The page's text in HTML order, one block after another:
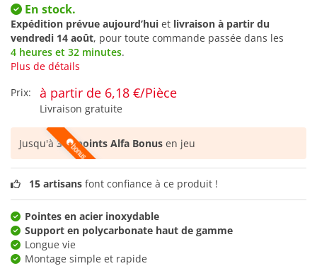
En stock.
Expédition prévue aujourd’hui et livraison à partir du
vendredi 14 août, pour toute commande passée dans les
4 heures et 32 minutes.
Plus de détails
Prix:
à partir de 6,18 €/Pièce
Livraison gratuite
Jusqu'à309 points Alfa Bonus en jeu
15 artisans font confiance à ce produit !
Pointes en acier inoxydable
Support en polycarbonate haut de gamme
Longue vie
Montage simple et rapide